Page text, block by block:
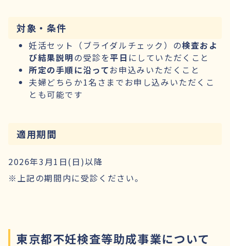
対象・条件
妊活セット（ブライダルチェック）の検査およ
び結果説明の受診を平日 にしていただくこと
所定の手順に沿ってお申込みいただくこと
夫婦どちらか1名さまでお申し込みいただくこ
とも可能です
適用期間
2026年3月1日(日)以降
※上記の期間内に受診ください。
東京都不妊検査等助成事業について